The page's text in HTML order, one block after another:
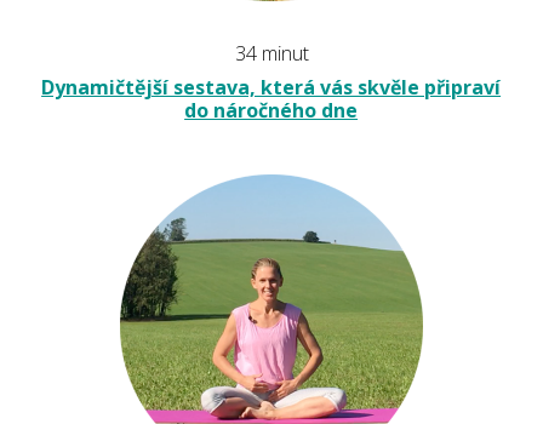
34 minut
Dynamičtější sestava, která vás skvěle připraví
do náročného dne